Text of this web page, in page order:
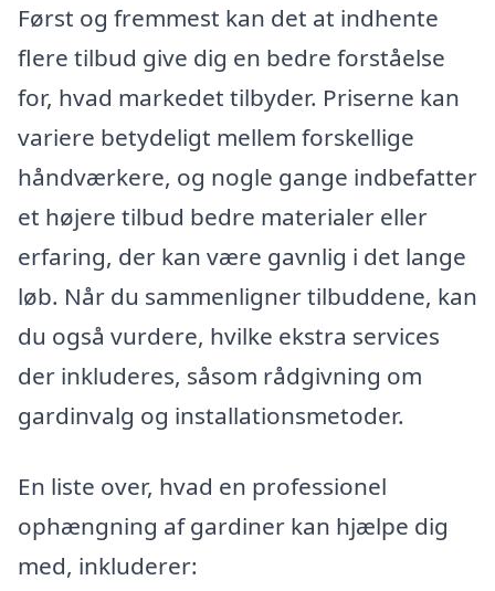
Først og fremmest kan det at indhente
flere tilbud give dig en bedre forståelse
for, hvad markedet tilbyder. Priserne kan
variere betydeligt mellem forskellige
håndværkere, og nogle gange indbefatter
et højere tilbud bedre materialer eller
erfaring, der kan være gavnlig i det lange
løb. Når du sammenligner tilbuddene, kan
du også vurdere, hvilke ekstra services
der inkluderes, såsom rådgivning om
gardinvalg og installationsmetoder.
En liste over, hvad en professionel
ophængning af gardiner kan hjælpe dig
med, inkluderer: